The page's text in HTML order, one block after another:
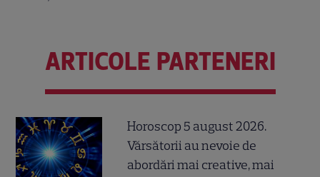
ARTICOLE PARTENERI
Horoscop 5 august 2026.
Vărsătorii au nevoie de
abordări mai creative, mai